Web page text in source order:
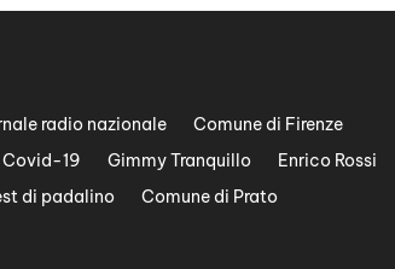
radio nazionale
Comune di Firenze
Covid-19 Gimmy Tranquillo
Enrico Rossi
di padalino
Comune di Prato